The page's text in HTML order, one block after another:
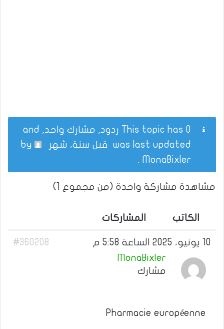
This topic has 0 ردود, مشارك واحد, and
was last updated قبل سنة، شهر
MonaBixler
.
مشاهدة مشاركة واحدة (من مجموع 1)
الكاتب المشاركات
10 يونيو، 2025 الساعة 5:58 م
#360208
MonaBixler
مشارك
Pharmacie européenne